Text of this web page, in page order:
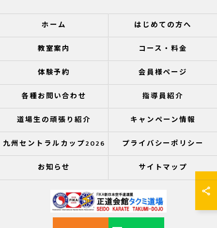
ホーム はじめての方へ
教室案内 コース・料金
体験予約 会員様ページ
各種お問い合わせ 指導員紹介
道場生の頑張り紹介 キャンペーン情報
九州セントラルカップ2026 プライバシーポリシー
お知らせ サイトマップ